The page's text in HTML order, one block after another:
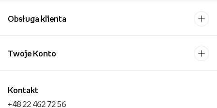
Obsługa klienta
Kontakt
+48 22 462 72 56
Twoje Konto